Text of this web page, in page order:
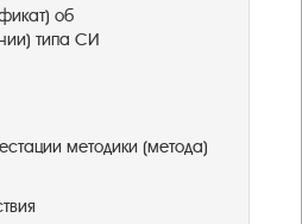
об
типа СИ
методики (метода)